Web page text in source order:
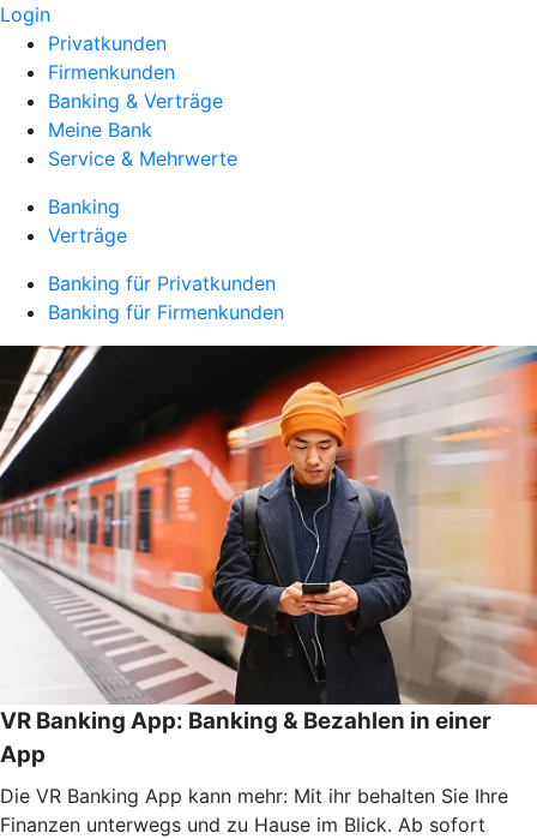
Login
Privatkunden
Firmenkunden
Banking & Verträge
Meine Bank
Service & Mehrwerte
Banking
Verträge
Banking für Privatkunden
Banking für Firmenkunden
VR Banking App: Banking & Bezahlen in einer
App
Die VR Banking App kann mehr: Mit ihr behalten Sie Ihre
Finanzen unterwegs und zu Hause im Blick. Ab sofort